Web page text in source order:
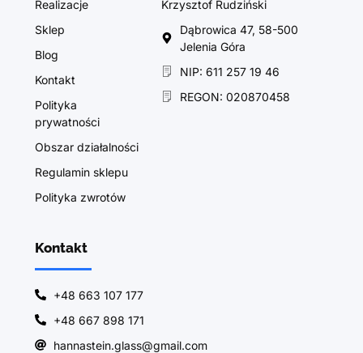
Realizacje
Sklep
Blog
Kontakt
Polityka
prywatności
Obszar działalności
Regulamin sklepu
Polityka zwrotów
Krzysztof Rudziński
Dąbrowica 47, 58-500
Jelenia Góra
NIP: 611 257 19 46
REGON: 020870458
Kontakt
+48 663 107 177
+48 667 898 171
hannastein.glass@gmail.com